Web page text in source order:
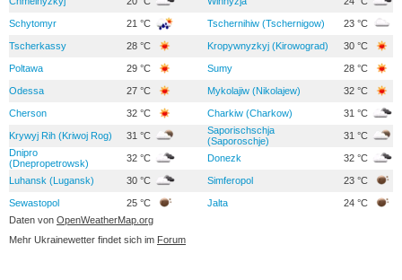
Schytomyr 21 °C Tschernihiw (Tschernigow) 23 °C
Tscherkassy 28 °C Kropywnyzkyj (Kirowograd) 30 °C
Poltawa 29 °C Sumy 28 °C
Odessa 27 °C Mykolajiw (Nikolajew) 32 °C
Cherson 32 °C Charkiw (Charkow) 31 °C
Krywyj Rih (Kriwoj Rog) 31 °C
Saporischschja
(Saporoschje)
31 °C
Dnipro
(Dnepropetrowsk)
32 °C Donezk 32 °C
Luhansk (Lugansk) 30 °C Simferopol 23 °C
Sewastopol 25 °C Jalta
24 °C
Daten von OpenWeatherMap.org
Mehr Ukrainewetter findet sich im Forum